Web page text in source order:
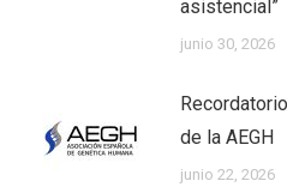
asistencial”
junio 30, 2026
de la AEGH
junio 22, 2026